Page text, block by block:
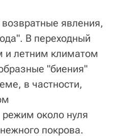
явления,
В переходный
и летним климатом
"биения"
в частности,
около нуля
покрова.